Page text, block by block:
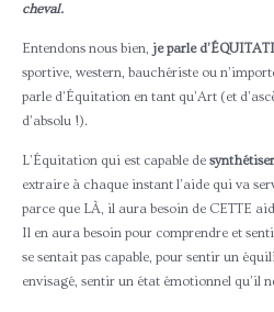
cheval.
Entendons nous bien, je parle
sportive, western, bauchériste ou
parle d’Équitation en tant qu’Art (et
d’absolu !).
L’Équitation qui est capable de
extraire à chaque instant l’aide qui va
parce que LÀ, il aura besoin de CETTE
Il en aura besoin pour comprendre et
se sentait pas capable, pour sentir un
envisagé, sentir un état émotionnel qu’il